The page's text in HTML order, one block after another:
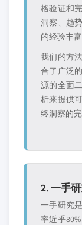
格验证和
洞察、趋
的经验丰
我们的方
合了广泛
源的全面
析来提供
终洞察的
2. 一手
一手研究
率近乎